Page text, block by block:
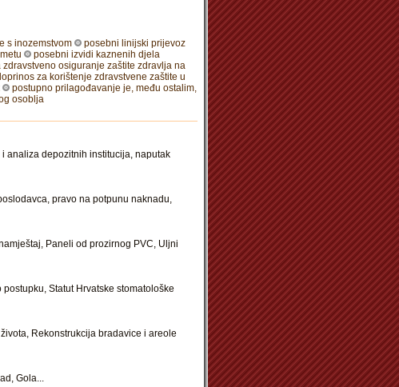
s inozemstvom
posebni linijski prijevoz
posebni izvidi kaznenih djela
osiguranje zaštite zdravlja na
za korištenje zdravstvene zaštite u
postupno prilagođavanje je, među ostalim,
osoblja
analiza depozitnih institucija, naputak
pravo na potpunu naknadu,
Paneli od prozirnog PVC, Uljni
Statut Hrvatske stomatološke
Rekonstrukcija bradavice i areole
Gola...